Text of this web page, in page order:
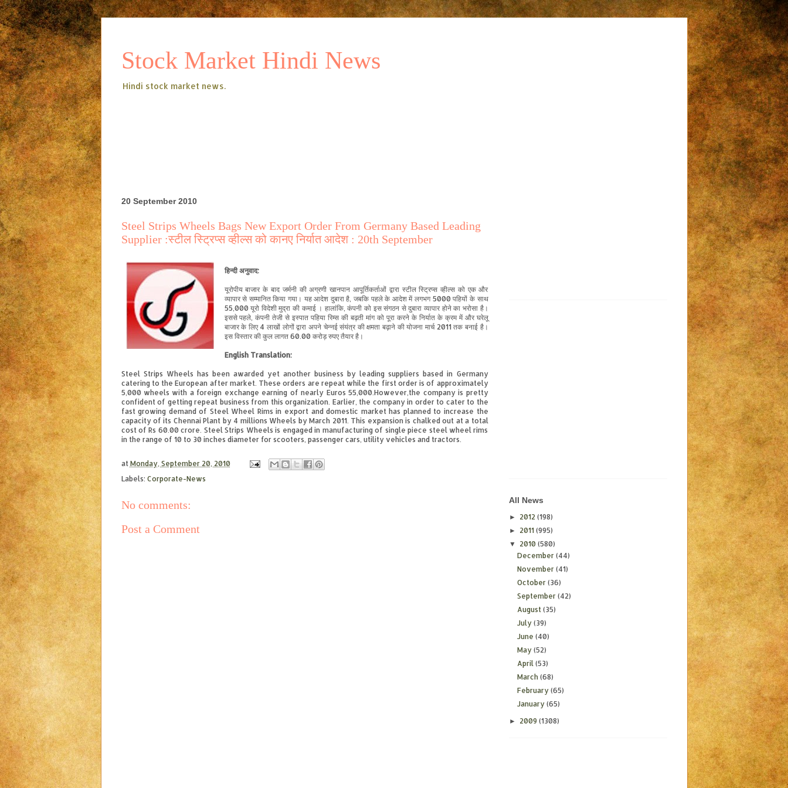
Stock Market Hindi News
Hindi stock market news.
20 September 2010
Steel Strips Wheels Bags New Export Order From Germany Based Leading
Supplier :स्टील स्ट्रिप्स व्हील्स को कानए निर्यात आदेश : 20th September
हिन्दी अनुवाद:
यूरोपीय बाजार के बाद जर्मनी की अग्रणी खानपान आपूर्तिकर्ताओं द्वारा स्टील स्ट्रिप्स व्हील्स को एक और
व्यापार से सम्मानित किया गया। यह आदेश दुबारा है, जबकि पहले के आदेश में लगभग 5000 पहियों के साथ
55,000 यूरो विदेशी मुद्रा की कमाई । हालांकि, कंपनी को इस संगठन से दुबारा व्यापार होने का भरोसा है।
इससे पहले, कंपनी तेजी से इस्पात पहिया रिम्स की बढ़ती मांग को पूरा करने के निर्यात के क्रम में और घरेलू
बाजार के लिए 4 लाखों लोगों द्वारा अपने चेन्नई संयंत्र की क्षमता बढ़ाने की योजना मार्च 2011 तक बनाई है।
इस विस्तार की कुल लागत 60.00 करोड़ रुपए तैयार है।
English Translation:
Steel Strips Wheels has been awarded yet another business by leading suppliers based in Germany
catering to the European after market. These orders are repeat while the first order is of approximately
5,000 wheels with a foreign exchange earning of nearly Euros 55,000.However,the company is pretty
confident of getting repeat business from this organization. Earlier, the company in order to cater to the
fast growing demand of Steel Wheel Rims in export and domestic market has planned to increase the
capacity of its Chennai Plant by 4 millions Wheels by March 2011. This expansion is chalked out at a total
cost of Rs 60.00 crore. Steel Strips Wheels is engaged in manufacturing of single piece steel wheel rims
in the range of 10 to 30 inches diameter for scooters, passenger cars, utility vehicles and tractors.
at Monday, September 20, 2010
Labels: Corporate-News
No comments:
Post a Comment
All News
► 2012 (198)
► 2011 (995)
▼ 2010 (580)
December (44)
November (41)
October (36)
September (42)
August (35)
July (39)
June (40)
May (52)
April (53)
March (68)
February (65)
January (65)
► 2009 (1308)